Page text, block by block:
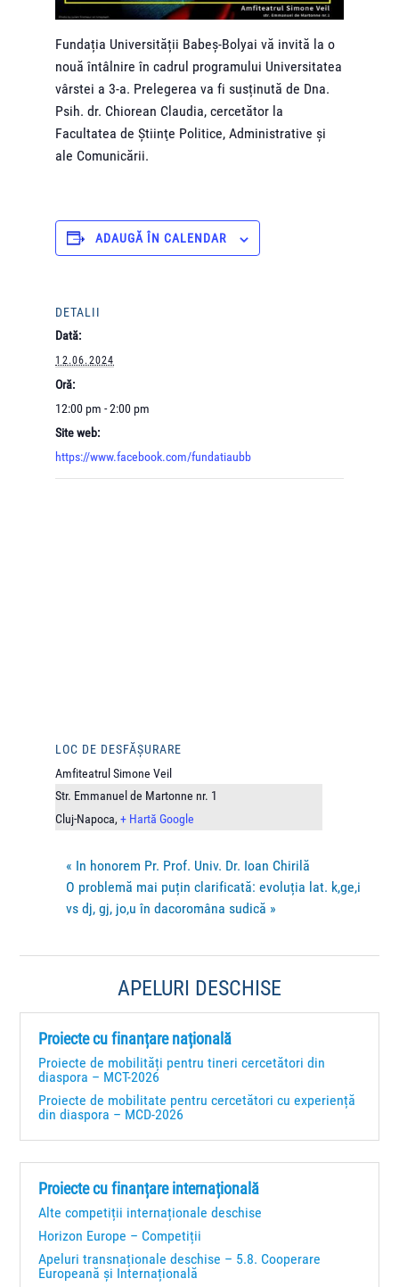
Fundația Universității Babeș-Bolyai vă invită la o
nouă întâlnire în cadrul programului Universitatea
vârstei a 3-a. Prelegerea va fi susținută de Dna.
Psih. dr. Chiorean Claudia, cercetător la
Facultatea de Ştiinţe Politice, Administrative şi
ale Comunicării.
ADAUGĂ ÎN CALENDAR
DETALII
Dată:
12.06.2024
Oră:
12:00 pm - 2:00 pm
Site web:
https://www.facebook.com/fundatiaubb
LOC DE DESFĂȘURARE
Amfiteatrul Simone Veil
Str. Emmanuel de Martonne nr. 1
Cluj-Napoca, + Hartă Google
« In honorem Pr. Prof. Univ. Dr. Ioan Chirilă
O problemă mai puțin clarificată: evoluția lat. k,ge,i
vs dj, gj, jo,u în dacoromâna sudică »
APELURI DESCHISE
Proiecte cu finanțare națională
Proiecte de mobilități pentru tineri cercetători din
diaspora – MCT-2026
Proiecte de mobilitate pentru cercetători cu experiență
din diaspora – MCD-2026
Proiecte cu finanțare internațională
Alte competiții internaționale deschise
Horizon Europe – Competiții
Apeluri transnaționale deschise – 5.8. Cooperare
Europeană și Internațională